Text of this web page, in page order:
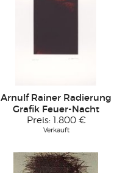
Arnulf Rainer Radierung
Grafik Feuer-Nacht
Preis: 1.800 €
Verkauft